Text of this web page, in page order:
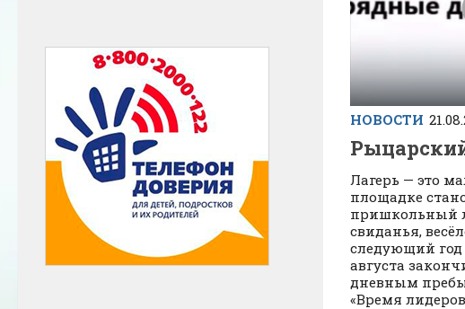
НОВОСТИ
Лагерь — это
площадке
пришкольный
свиданья,
следующий год
августа
дневным
«Время